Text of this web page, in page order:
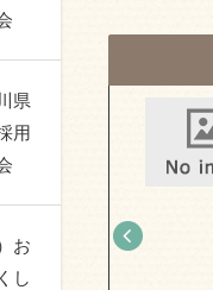
県
用
お
し
県) お
住相談